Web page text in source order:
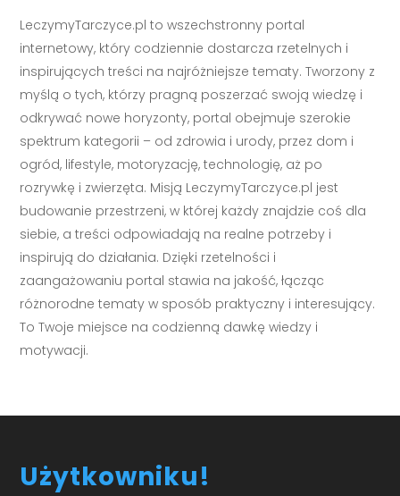
LeczymyTarczyce.pl to wszechstronny portal
internetowy, który codziennie dostarcza rzetelnych i
inspirujących treści na najróżniejsze tematy. Tworzony z
myślą o tych, którzy pragną poszerzać swoją wiedzę i
odkrywać nowe horyzonty, portal obejmuje szerokie
spektrum kategorii – od zdrowia i urody, przez dom i
ogród, lifestyle, motoryzację, technologię, aż po
rozrywkę i zwierzęta. Misją LeczymyTarczyce.pl jest
budowanie przestrzeni, w której każdy znajdzie coś dla
siebie, a treści odpowiadają na realne potrzeby i
inspirują do działania. Dzięki rzetelności i
zaangażowaniu portal stawia na jakość, łącząc
różnorodne tematy w sposób praktyczny i interesujący.
To Twoje miejsce na codzienną dawkę wiedzy i
motywacji.
Użytkowniku!